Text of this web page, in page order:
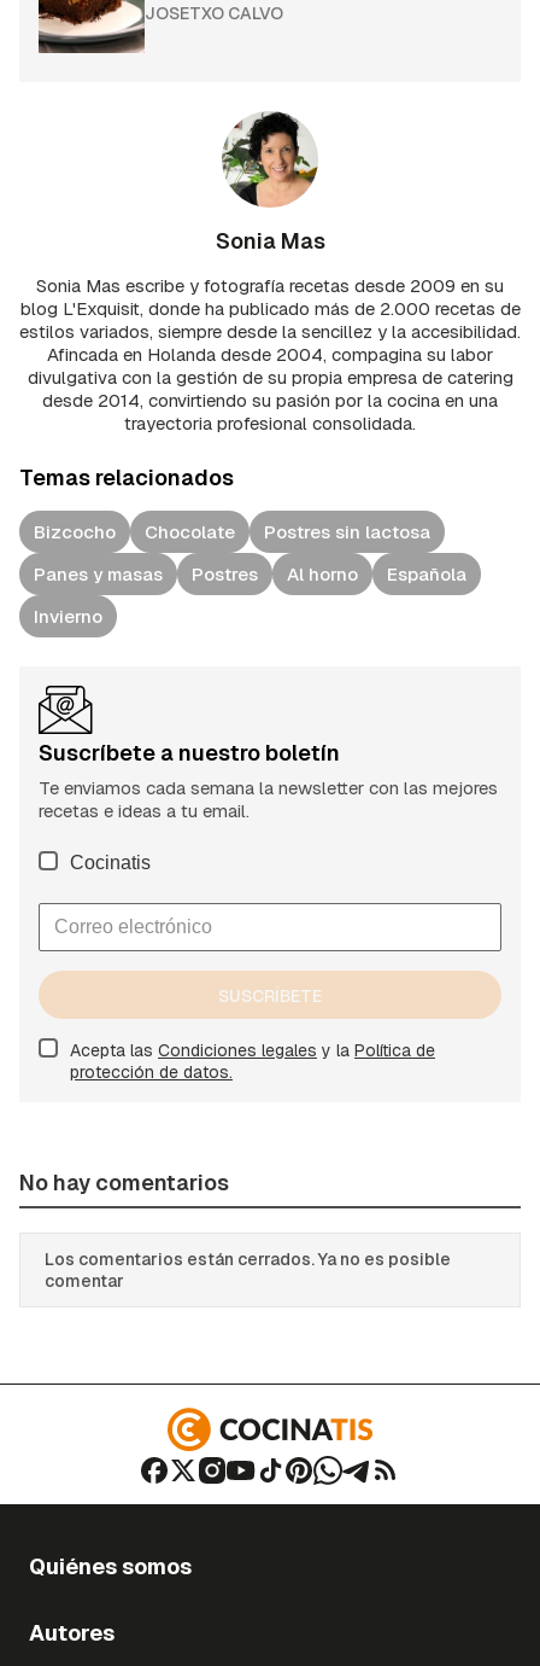
JOSETXO CALVO
Sonia Mas
Sonia Mas escribe y fotografía recetas desde 2009 en su
blog L'Exquisit, donde ha publicado más de 2.000 recetas de
estilos variados, siempre desde la sencillez y la accesibilidad.
Afincada en Holanda desde 2004, compagina su labor
divulgativa con la gestión de su propia empresa de catering
desde 2014, convirtiendo su pasión por la cocina en una
trayectoria profesional consolidada.
Temas relacionados
Bizcocho Chocolate
Postres sin lactosa
Panes y masas
Postres Al horno
Española
Invierno
Suscríbete a nuestro boletín
Te enviamos cada semana la newsletter con las mejores
recetas e ideas a tu email.
Cocinatis
SUSCRÍBETE
Acepta las Condiciones legales y la Política de
protección de datos.
No hay comentarios
Los comentarios están cerrados. Ya no es posible
comentar
Quiénes somos
Autores